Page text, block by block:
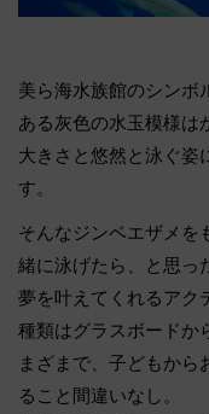
美ら海水族館のシンボ
ある灰色の水玉模様は
大きさと悠然と泳ぐ姿
す。
そんなジンベエザメを
緒に泳げたら、と思っ
夢を叶えてくれるアク
種類はグラスボードか
まざまで、子どもか
ること間違いなし。